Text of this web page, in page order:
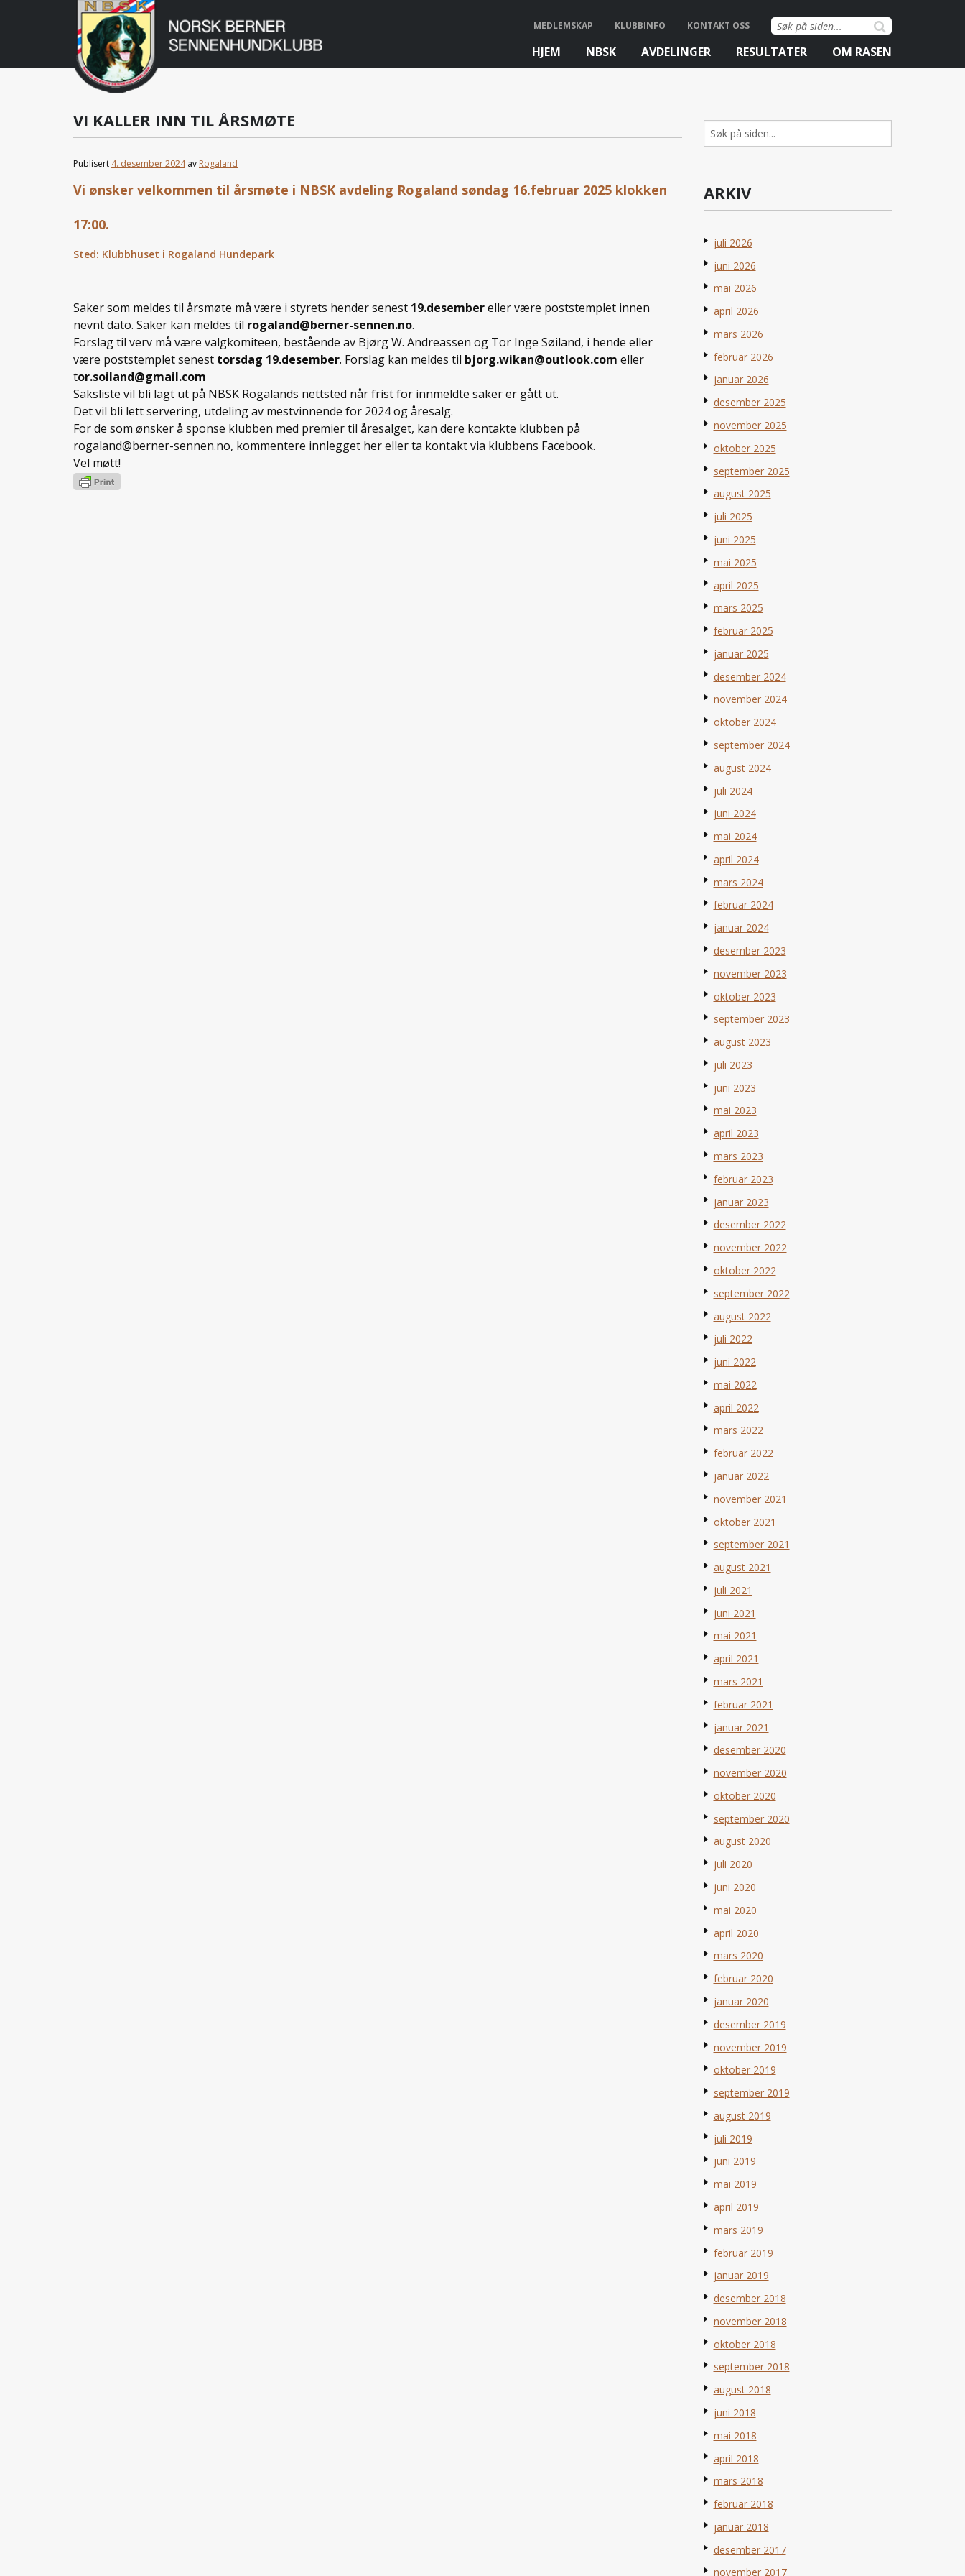
Norsk
Berner
Sennenhundklubb
Søk
etter:
MEDLEMSKAP KLUBBINFO KONTAKT OSS
HJEM NBSK AVDELINGER RESULTATER OM RASEN
VI KALLER INN TIL ÅRSMØTE
Publisert 4. desember 2024av Rogaland
Vi ønsker velkommen til årsmøte i NBSK avdeling Rogaland søndag 16.februar 2025 klokken
17:00.
Sted: Klubbhuset i Rogaland Hundepark
Saker som meldes til årsmøte må være i styrets hender senest 19.desembereller være poststemplet innen
nevnt dato. Saker kan meldes til rogaland@berner-sennen.no.
Forslag til verv må være valgkomiteen, bestående av Bjørg W. Andreassen og Tor Inge Søiland, i hende eller
være poststemplet senest torsdag 19.desember. Forslag kan meldes til bjorg.wikan@outlook.com eller
tor.soiland@gmail.com
Saksliste vil bli lagt ut på NBSK Rogalands nettsted når frist for innmeldte saker er gått ut.
Det vil bli lett servering, utdeling av mestvinnende for 2024 og åresalg.
For de som ønsker å sponse klubben med premier til åresalget, kan dere kontakte klubben på
rogaland@berner-sennen.no, kommentere innlegget her eller ta kontakt via klubbens Facebook.
Vel møtt!
Søk
etter:
ARKIV
juli 2026
juni 2026
mai 2026
april 2026
mars 2026
februar 2026
januar 2026
desember 2025
november 2025
oktober 2025
september 2025
august 2025
juli 2025
juni 2025
mai 2025
april 2025
mars 2025
februar 2025
januar 2025
desember 2024
november 2024
oktober 2024
september 2024
august 2024
juli 2024
juni 2024
mai 2024
april 2024
mars 2024
februar 2024
januar 2024
desember 2023
november 2023
oktober 2023
september 2023
august 2023
juli 2023
juni 2023
mai 2023
april 2023
mars 2023
februar 2023
januar 2023
desember 2022
november 2022
oktober 2022
september 2022
august 2022
juli 2022
juni 2022
mai 2022
april 2022
mars 2022
februar 2022
januar 2022
november 2021
oktober 2021
september 2021
august 2021
juli 2021
juni 2021
mai 2021
april 2021
mars 2021
februar 2021
januar 2021
desember 2020
november 2020
oktober 2020
september 2020
august 2020
juli 2020
juni 2020
mai 2020
april 2020
mars 2020
februar 2020
januar 2020
desember 2019
november 2019
oktober 2019
september 2019
august 2019
juli 2019
juni 2019
mai 2019
april 2019
mars 2019
februar 2019
januar 2019
desember 2018
november 2018
oktober 2018
september 2018
august 2018
juni 2018
mai 2018
april 2018
mars 2018
februar 2018
januar 2018
desember 2017
november 2017